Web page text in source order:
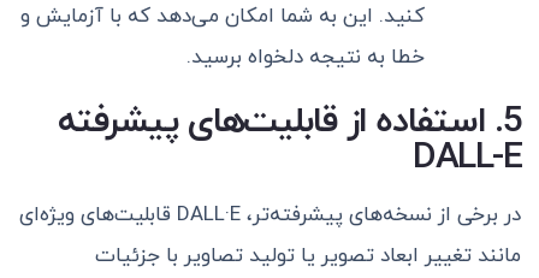
کنید. این به شما امکان می‌دهد که با آزمایش و
خطا به نتیجه دلخواه برسید.
5. استفاده از قابلیت‌های پیشرفته
DALL-E
در برخی از نسخه‌های پیشرفته‌تر، DALL·E قابلیت‌های ویژه‌ای
مانند تغییر ابعاد تصویر یا تولید تصاویر با جزئیات